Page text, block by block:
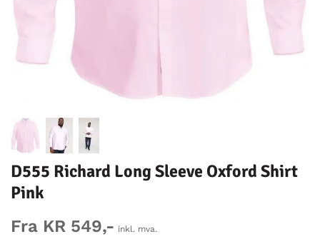
D555 Richard Long Sleeve Oxford Shirt
Pink
Fra KR 549,- inkl. mva.